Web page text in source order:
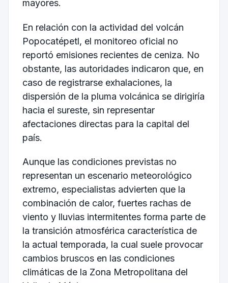
mayores.
En relación con la actividad del volcán
Popocatépetl, el monitoreo oficial no
reportó emisiones recientes de ceniza. No
obstante, las autoridades indicaron que, en
caso de registrarse exhalaciones, la
dispersión de la pluma volcánica se dirigiría
hacia el sureste, sin representar
afectaciones directas para la capital del
país.
Aunque las condiciones previstas no
representan un escenario meteorológico
extremo, especialistas advierten que la
combinación de calor, fuertes rachas de
viento y lluvias intermitentes forma parte de
la transición atmosférica característica de
la actual temporada, la cual suele provocar
cambios bruscos en las condiciones
climáticas de la Zona Metropolitana del